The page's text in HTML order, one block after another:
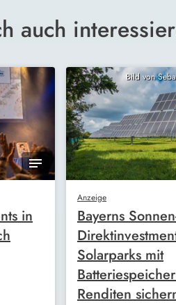
auch
in
Bild von
Anzeige
Bayerns
Solarparks mit
Renditen